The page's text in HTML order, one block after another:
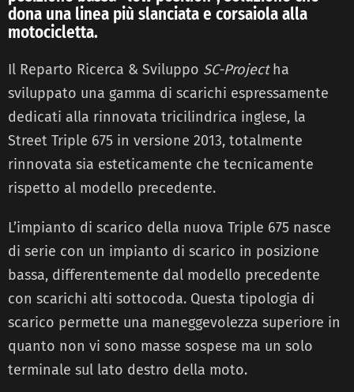
dona una linea più slanciata e corsaiola alla
motocicletta.
Il Reparto Ricerca & Sviluppo SC-Projectha
sviluppato una gamma di scarichi espressamente
dedicati alla rinnovata tricilindrica inglese, la
Street Triple 675 in versione 2013, totalmente
rinnovata sia esteticamente che tecnicamente
rispetto al modello precedente.
L’impianto di scarico della nuova Triple 675 nasce
di serie con un impianto di scarico in posizione
bassa, differentemente dal modello precedente
con scarichi alti sottocoda. Questa tipologia di
scarico permette una maneggevolezza superiore in
quanto non vi sono masse sospese ma un solo
terminale sul lato destro della moto.